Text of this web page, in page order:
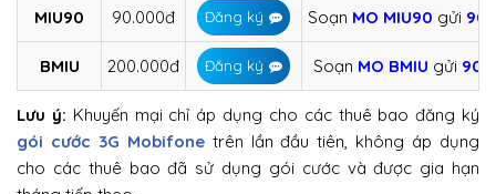
MIU90 90.000đ Đăng ký Soạn MO MIU90 gửi
BMIU 200.000đ Đăng ký Soạn MO BMIU gửi
Lưu ý: Khuyến mại chỉ áp dụng cho các thuê bao đăng ký
gói cước 3G Mobifonetrên lần đầu tiên, không áp dụng
cho các thuê bao đã sử dụng gói cước và được gia hạn